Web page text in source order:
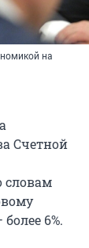
на
Счетной
словам
6%.